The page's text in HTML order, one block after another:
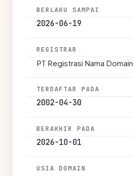
BERLAKU SAMPAI
2026-06-19
REGISTRAR
PT Registrasi Nama Domain
TERDAFTAR PADA
2002-04-30
BERAKHIR PADA
2026-10-01
USIA DOMAIN